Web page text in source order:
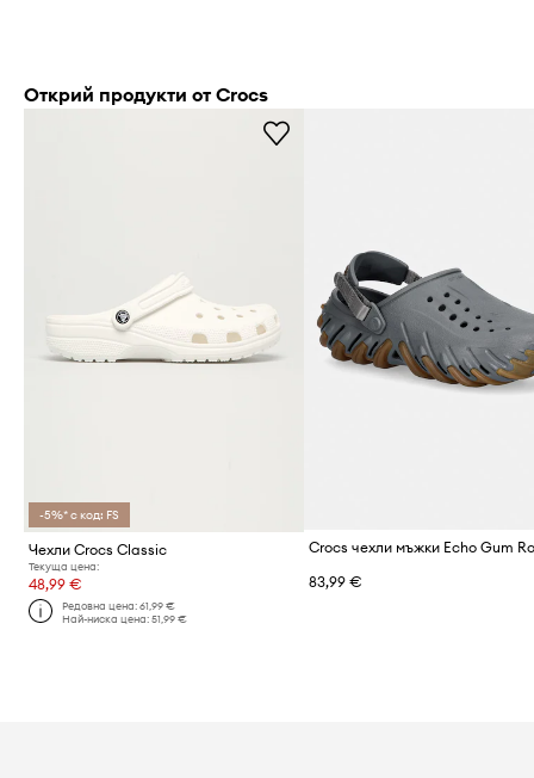
Открий продукти от Crocs
-5%* с код: FS
Чехли Crocs Classic
Текуща цена:
48,99 €
Редовна цена:61,99 €
Най-ниска цена:51,99 €
Crocs чехли мъжки Echo Gum
83,99 €